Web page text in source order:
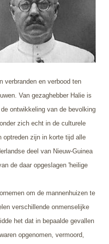
verbranden en verbood ten
Van gezaghebber Halie is
ontwikkeling van de bevolking
zich echt in de culturele
optreden zijn in korte tijd alle
deel van Nieuw-Guinea
de daar opgeslagen 'heilige
om de mannenhuizen te
verschillende onmenselijke
het dat in bepaalde gevallen
opgenomen, vermoord,